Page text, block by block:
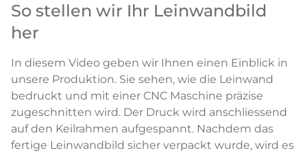
So stellen wir Ihr Leinwandbild
her
In diesem Video geben wir Ihnen einen Einblick in
unsere Produktion. Sie sehen, wie die Leinwand
bedruckt und mit einer CNC Maschine präzise
zugeschnitten wird. Der Druck wird anschliessend
auf den Keilrahmen aufgespannt. Nachdem das
fertige Leinwandbild sicher verpackt wurde, wird es